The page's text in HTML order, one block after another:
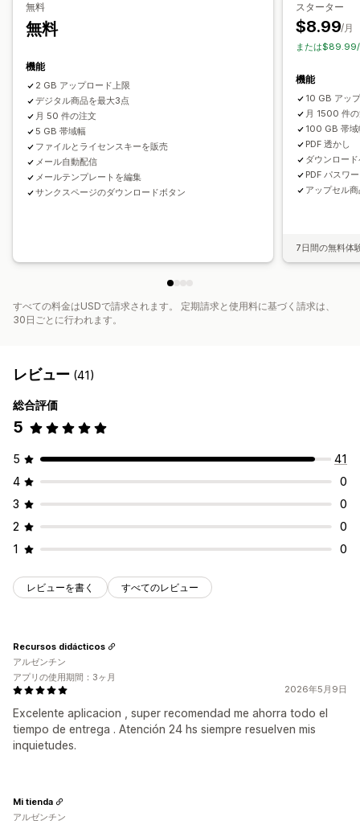
お礼ページ
無制限のダウンロード
Amazon S3ストレージ
ファイルセキュリティ
アクセスコード
IP制限
パスワード保護
無料
無料
機能
2 GB アップロード上限
デジタル商品を最大3点
月 50 件の注文
5 GB 帯域幅
ファイルとライセンスキーを販売
メール自動配信
メールテンプレートを編集
サンクスページのダウンロードボタン
スターター
$8.99/月
または$89.99/
機能
10 GB アッ
月 1500 件
100 GB 帯
PDF 透かし
ダウンロー
PDF パスワ
アップセル
7日間の無料体
すべての料金はUSDで請求されます。 定期請求と使用料に基づく請求は、
30日ごとに行われます。
レビュー (41)
総合評価
5
5
41
4
0
3
0
2
0
1
0
レビューを書く すべてのレビュー
2026年5月9日
Excelente aplicacion , super recomendad me ahorra todo el
tiempo de entrega . Atención 24 hs siempre resuelven mis
inquietudes.
Recursos didácticos
アルゼンチン
アプリの使用期間：3ヶ月
Mi tienda
アルゼンチン